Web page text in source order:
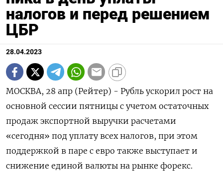
налогов и перед решением
ЦБР
28.04.2023
МОСКВА, 28 апр (Рейтер) - Рубль ускорил рост на
основной сессии пятницы с учетом остаточных
продаж экспортной выручки расчетами
«сегодня» под уплату всех налогов, при этом
поддержкой в паре с евро также выступает и
снижение единой валюты на рынке форекс.